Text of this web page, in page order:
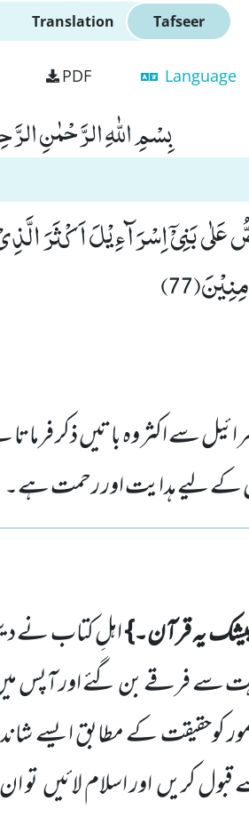
Translation Tafseer
PDF Language
بِسْمِ اللّٰهِ الرَّحْمٰنِ
سے اکثر وہ باتیں ذکر
کے لیے ہدایت اور رحمت ہے۔
یہ قرآن۔}اہلِ کتاب نے
سے فرقے بن گئے اور آپس
کوحقیقت کے مطابق ایسے
کریں اور اسلام لائیں تو